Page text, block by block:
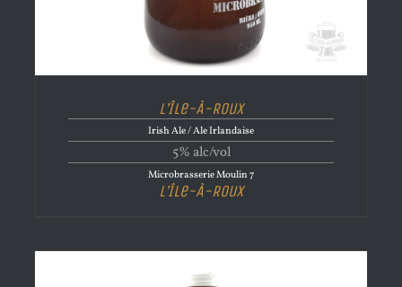
L’Île-À-Roux
Irish Ale / Ale Irlandaise
5% alc/vol
Microbrasserie Moulin 7
L’Île-À-Roux